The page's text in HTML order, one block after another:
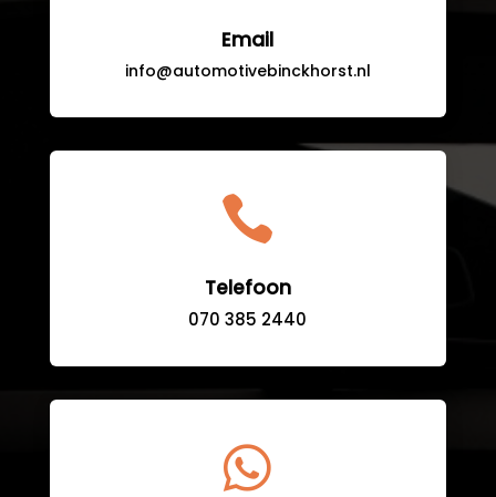
Email
info@automotivebinckhorst.nl

Telefoon
070 385 2440
